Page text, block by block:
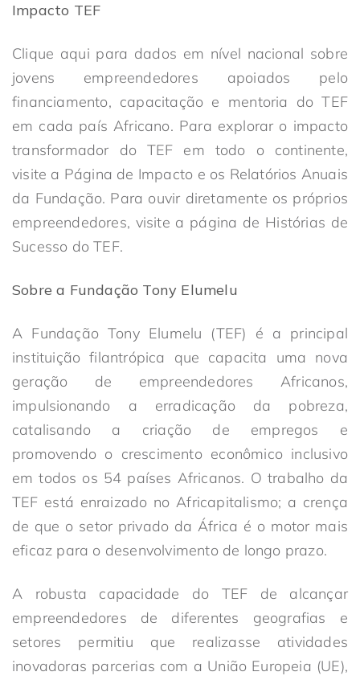
Impacto TEF
Clique aqui para dados em nível nacional sobre
jovens empreendedores apoiados pelo
financiamento, capacitação e mentoria do TEF
em cada país Africano. Para explorar o impacto
transformador do TEF em todo o continente,
visite a Página de Impacto e os Relatórios Anuais
da Fundação. Para ouvir diretamente os próprios
empreendedores, visite a página de Histórias de
Sucesso do TEF.
Sobre a Fundação Tony Elumelu
A Fundação Tony Elumelu (TEF) é a principal
instituição filantrópica que capacita uma nova
geração de empreendedores Africanos,
impulsionando a erradicação da pobreza,
catalisando a criação de empregos e
promovendo o crescimento econômico inclusivo
em todos os 54 países Africanos. O trabalho da
TEF está enraizado no Africapitalismo; a crença
de que o setor privado da África é o motor mais
eficaz para o desenvolvimento de longo prazo.
A robusta capacidade do TEF de alcançar
empreendedores de diferentes geografias e
setores permitiu que realizasse atividades
inovadoras parcerias com a União Europeia (UE),